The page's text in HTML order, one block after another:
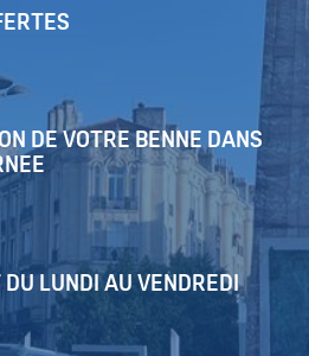
DE VOTRE BENNE DANS
DU LUNDI AU VENDREDI